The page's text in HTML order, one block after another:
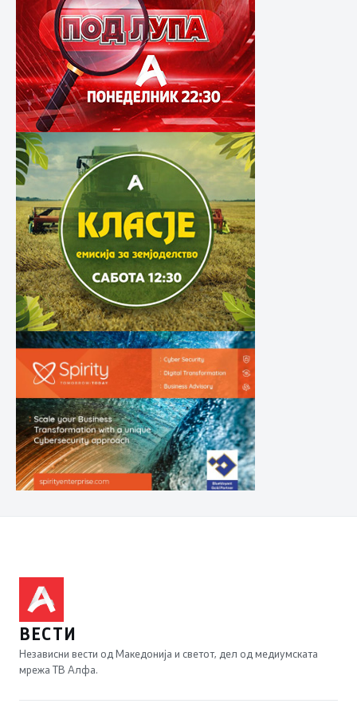
ВЕСТИ
Независни вести од Македонија и светот, дел од медиумската
мрежа ТВ Алфа.